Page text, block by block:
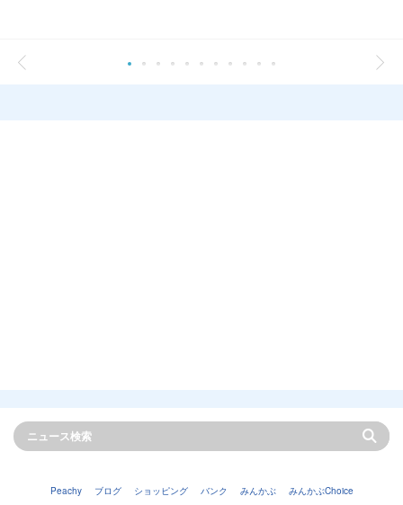
Peachy ブログ ショッピング バンク みんかぶ みんかぶChoice